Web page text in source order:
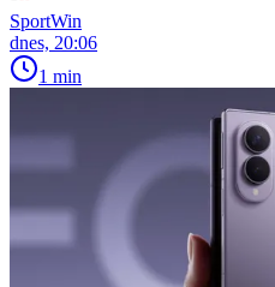
SportWin
dnes, 20:06
1 min